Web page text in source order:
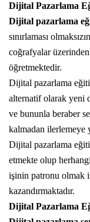
Dijital Pazarlama
Dijital pazarlama
sınırlaması
coğrafyalar
öğretmektedir.
Dijital pazarlama
alternatif olarak yeni
ve bununla beraber
kalmadan ilerlemeye
Dijital pazarlama
etmekte olup
işinin patronu olmak
kazandırmaktadır.
Dijital Pazarlama